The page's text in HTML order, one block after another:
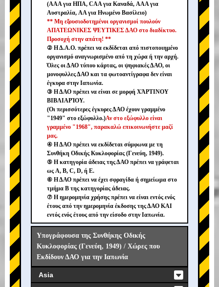
(AAA για ΗΠΑ, CAA για Καναδά, AAA για
Αυστραλία, AA για Ηνωμένο Βασίλειο)
** Μη εξουσιοδοτημένοι οργανισμοί πουλούν
ΑΠΑΤΕΩΝΙΚΕΣ ΨΕΥΤΙΚΕΣ ΔΑΟ στο διαδίκτυο.
Προσοχή στην απάτη! **
② Η Δ.Α.Ο. πρέπει να εκδίδεται από πιστοποιημένο
οργανισμό αναγνωρισμένο από τη χώρα ή την αρχή.
Όλες οι ΔΑΟ τύπου κάρτας, οι ψηφιακές ΔΑΟ, οι
μονοφυλλες ΔΑΟ και τα φωτοαντίγραφα δεν είναι
έγκυρα στην Ιαπωνία.
③ Η ΔΑΟ πρέπει να είναι σε μορφή ΧΆΡΤΙΝΟΥ
ΒΙΒΛΙΑΡΊΟΥ.
(Οι περισσότερες έγκυρες ΔΑΟ έχουν γραμμένο
"1949" στο εξώφυλλο.)Αν στο εξώφυλλο είναι
γραμμένο "1968", παρακαλώ επικοινωνήστε μαζί
μας.
④ Η ΔΑΟ πρέπει να εκδίδεται σύμφωνα με τη
Συνθήκη Οδικής Κυκλοφορίας (Γενεύη, 1949).
⑤ Η κατηγορία άδειας της ΔΑΟ πρέπει να γράφεται
ως A, B, C, D, ή E.
⑥ Η ΔΑΟ πρέπει να έχει σφραγίδα ή σημείωμα στο
τμήμα B της κατηγορίας άδειας.
⑦ Η ημερομηνία χρήσης πρέπει να είναι εντός ενός
έτους από την ημερομηνία έκδοσης της ΔΑΟ ΚΑΙ
εντός ενός έτους από την είσοδο στην Ιαπωνία.
Υπογράφουσα της Συνθήκης Οδικής
Κυκλοφορίας (Γενεύη, 1949) / Χώρες που
Εκδίδουν ΔΑΟ για την Ιαπωνία
Asia